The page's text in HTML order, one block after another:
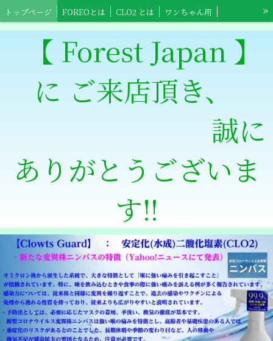
トップページ FOREOとは CLO2 とは
ワンちゃん用
【Foreo】高齢者介護用
ワンちゃんショップ
ネコちゃんショップ
小動物ショップ
スポーツ全般用ショップ
【Foreo】高齢者介護ショップ 特定商取引法表記
»
【 Forest Japan 】
に ご来店頂き、
誠に
ありがとうございま
す‼